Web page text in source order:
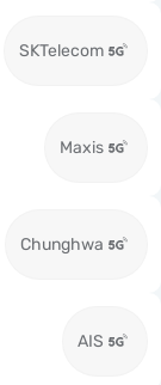
SKTelecom
Maxis
Chunghwa
AIS